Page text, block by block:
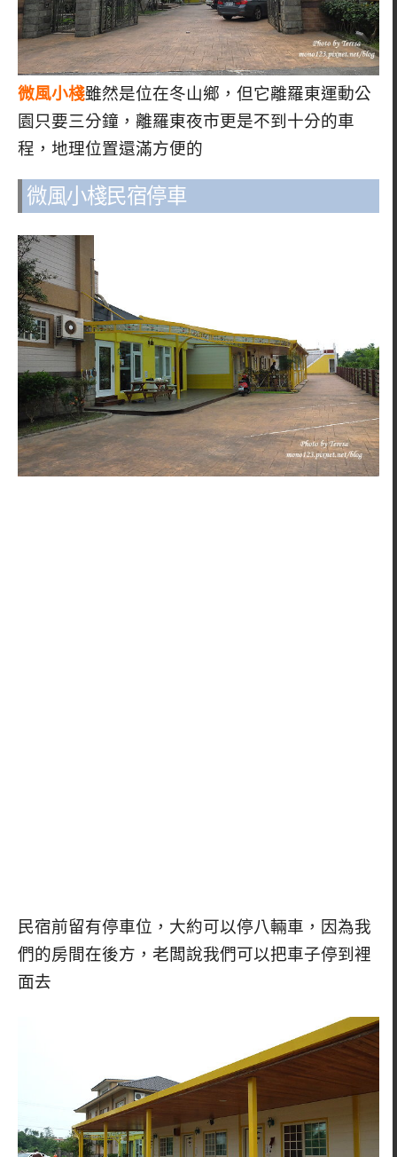
微風小棧雖然是位在冬山鄉，但它離羅東運動公
園只要三分鐘，離羅東夜市更是不到十分的車
程，地理位置還滿方便的
微風小棧民宿停車
民宿前留有停車位，大約可以停八輛車，因為我
們的房間在後方，老闆說我們可以把車子停到裡
面去